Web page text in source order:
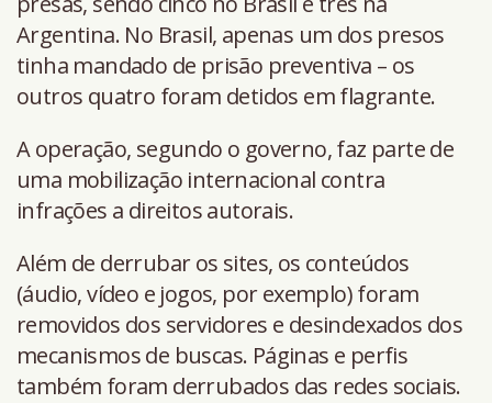
Argentina. No Brasil, apenas um dos presos
tinha mandado de prisão preventiva – os
outros quatro foram detidos em flagrante.
A operação, segundo o governo, faz parte de
uma mobilização internacional contra
infrações a direitos autorais.
Além de derrubar os sites, os conteúdos
(áudio, vídeo e jogos, por exemplo) foram
removidos dos servidores e desindexados dos
mecanismos de buscas. Páginas e perfis
também foram derrubados das redes sociais.